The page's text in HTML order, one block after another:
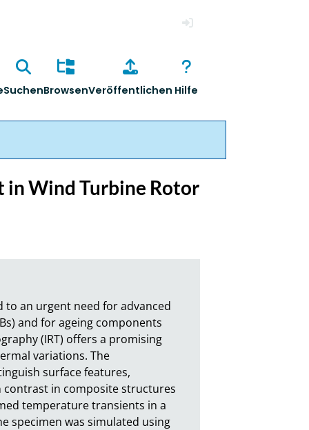
SuchenBrowsenVeröffentlichen Hilfe
in Wind Turbine Rotor
an urgent need for advanced
and for ageing components
(IRT) offers a promising
variations. The
surface features,
in composite structures
temperature transients in a
specimen was simulated using